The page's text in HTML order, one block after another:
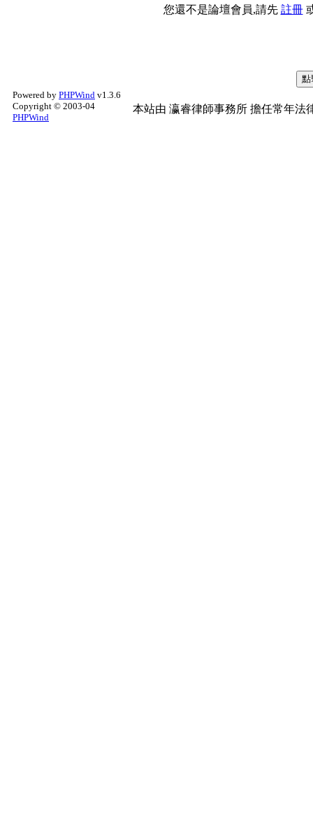
您還不是論壇會員,請先 註冊
Powered by PHPWind v1.3.6
Copyright © 2003-04
PHPWind
本站由 瀛睿律師事務所 擔任常年法